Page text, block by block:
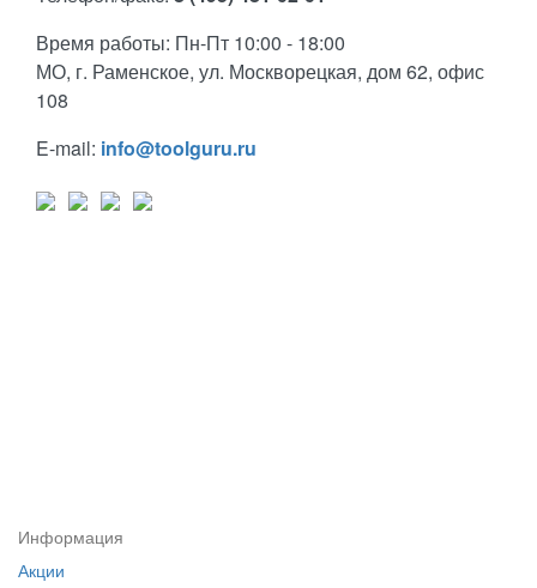
Время работы: Пн-Пт 10:00 - 18:00
МО, г. Раменское, ул. Москворецкая, дом 62, офис
108
E-mail: info@toolguru.ru
Информация
Акции